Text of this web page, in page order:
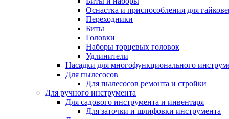
Оснастка и приспособления для
Переходники
Биты
Головки
Наборы торцевых головок
Удлинители
Насадки для многофункционального
Для пылесосов
Для пылесосов ремонта и стройки
Для ручного инструмента
Для садового инструмента и инвентаря
Для заточки и шлифовки инструмента